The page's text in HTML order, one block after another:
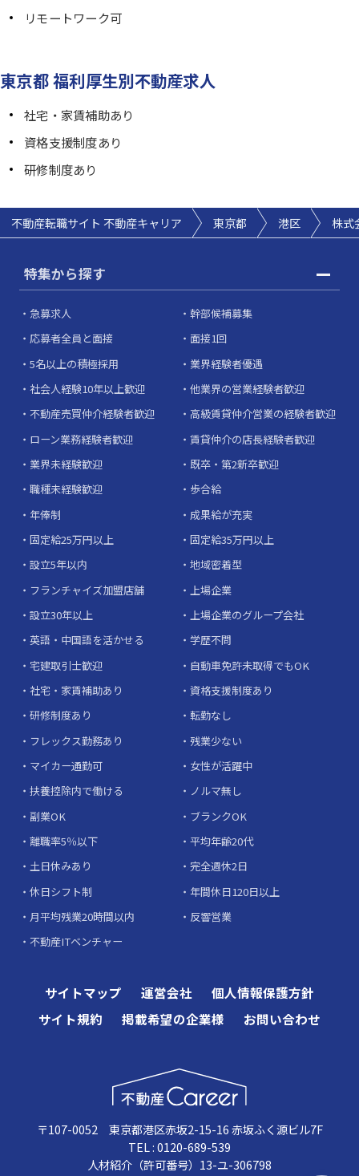
リモートワーク可
東京都 福利厚生別不動産求人
社宅・家賃補助あり
資格支援制度あり
研修制度あり
不動産転職サイト 不動産キャリア 東京都 港区 株式
特集から探す
急募求人
幹部候補募集
応募者全員と面接
面接1回
5名以上の積極採用
業界経験者優遇
社会人経験10年以上歓迎
他業界の営業経験者歓迎
不動産売買仲介経験者歓迎
高級賃貸仲介営業の経験者歓迎
ローン業務経験者歓迎
賃貸仲介の店長経験者歓迎
業界未経験歓迎
既卒・第2新卒歓迎
職種未経験歓迎
歩合給
年俸制
成果給が充実
固定給25万円以上
固定給35万円以上
設立5年以内
地域密着型
フランチャイズ加盟店舗
上場企業
設立30年以上
上場企業のグループ会社
英語・中国語を活かせる
学歴不問
宅建取引士歓迎
自動車免許未取得でもOK
社宅・家賃補助あり
資格支援制度あり
研修制度あり
転勤なし
フレックス勤務あり
残業少ない
マイカー通勤可
女性が活躍中
扶養控除内で働ける
ノルマ無し
副業OK
ブランクOK
離職率5％以下
平均年齢20代
土日休みあり
完全週休2日
休日シフト制
年間休日120日以上
月平均残業20時間以内
反響営業
不動産ITベンチャー
サイトマップ 運営会社
個人情報保護方針
サイト規約
掲載希望の企業様 お問い合わせ
〒107-0052 東京都港区赤坂2-15-16 赤坂ふく源ビル7F
TEL : 0120-689-539
人材紹介（許可番号）13-ユ-306798